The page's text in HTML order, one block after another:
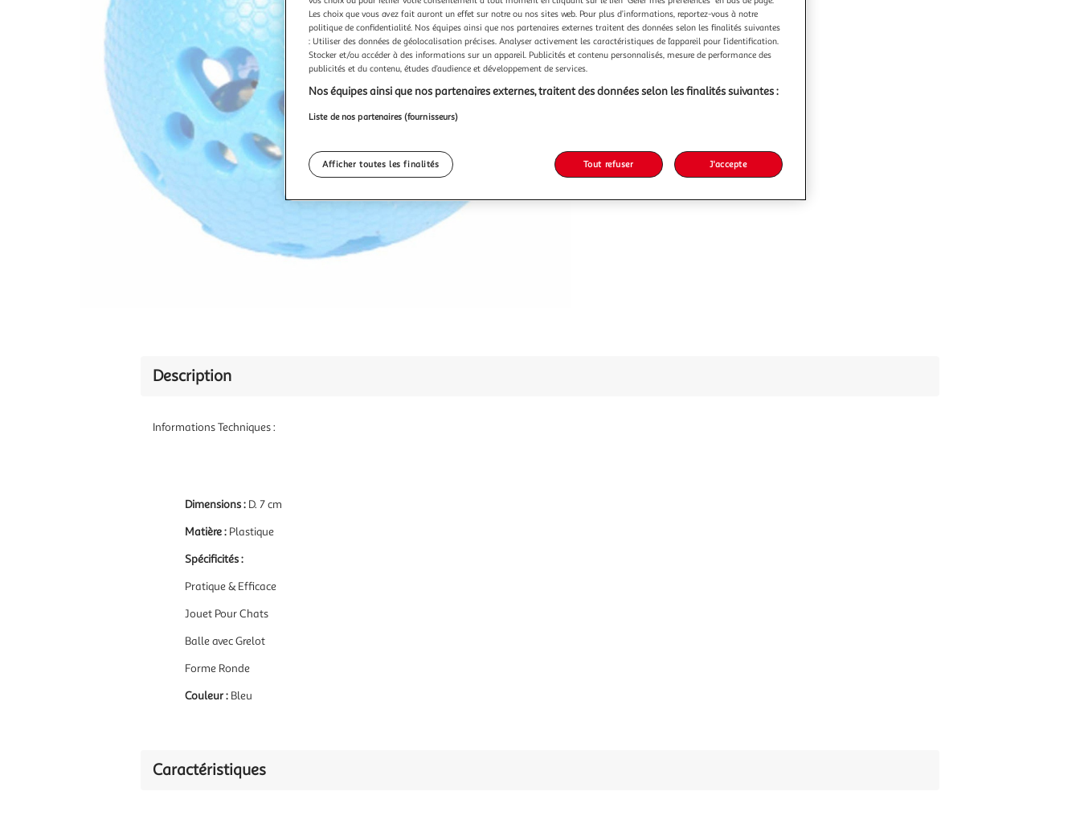
Description
Informations Techniques :
Dimensions : D. 7 cm
Matière : Plastique
Spécificités :
Pratique & Efficace
Jouet Pour Chats
Balle avec Grelot
Forme Ronde
Couleur : Bleu
Caractéristiques
Les choix que vous avez fait auront un effet sur notre ou nos sites web. Pour plus d’informations, reportez-vous à notre
politique de confidentialité. Nos équipes ainsi que nos partenaires externes traitent des données selon les finalités suivantes
: Utiliser des données de géolocalisation précises. Analyser activement les caractéristiques de l’appareil pour l’identification.
Stocker et/ou accéder à des informations sur un appareil. Publicités et contenu personnalisés, mesure de performance des
publicités et du contenu, études d’audience et développement de services.
Nos équipes ainsi que nos partenaires externes, traitent des données selon les finalités suivantes :
Liste de nos partenaires (fournisseurs)
Afficher toutes les finalités Tout refuser J'accepte